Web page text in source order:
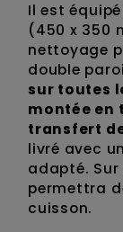
Il est
(450 x 350
nettoyage
double
sur toutes
montée en
transfert
livré avec
adapté.
permettra
cuisson.